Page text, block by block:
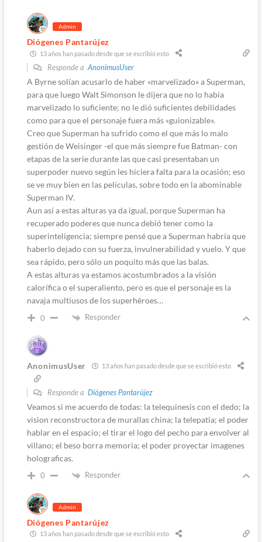
Admin
Diógenes Pantarújez
13 años han pasado desde que se escribió esto
Responde aAnonimusUser
A Byrne solían acusarlo de haber «marvelizado» a Superman,
para que luego Walt Simonson le dijera que no lo había
marvelizado lo suficiente; no le dió suficientes debilidades
como para que el personaje fuera más «guionizable».
Creo que Superman ha sufrido como el que más lo malo
gestión de Weisinger -el que más siempre fue Batman- con
etapas de la serie durante las que casi presentaban un
superpoder nuevo según les hiciera falta para la ocasión; eso
se ve muy bien en las películas, sobre todo en la abominable
Superman IV.
Aun así a estas alturas ya da igual, porque Superman ha
recuperado poderes que nunca debió tener como la
superinteligencia; siempre pensé que a Superman habría que
haberlo dejado con su fuerza, invulnerabilidad y vuelo. Y que
sea rápido, pero sólo un poquito más que las balas.
A estas alturas ya estamos acostumbrados a la visión
calorífica o el superaliento, pero es que el personaje es la
navaja multiusos de los superhéroes…
0 Responder
AnonimusUser 13 años han pasado desde que se escribió esto
Responde a Diógenes Pantarújez
Veamos si me acuerdo de todas: la telequinesis con el dedo; la
vision reconstructora de murallas china; la telepatia; el poder
hablar en el espacio; el tirar el logo del pecho para envolver al
villano; el beso borra memoria; el poder proyectar imagenes
holograficas.
0 Responder
Admin
Diógenes Pantarújez
13 años han pasado desde que se escribió esto